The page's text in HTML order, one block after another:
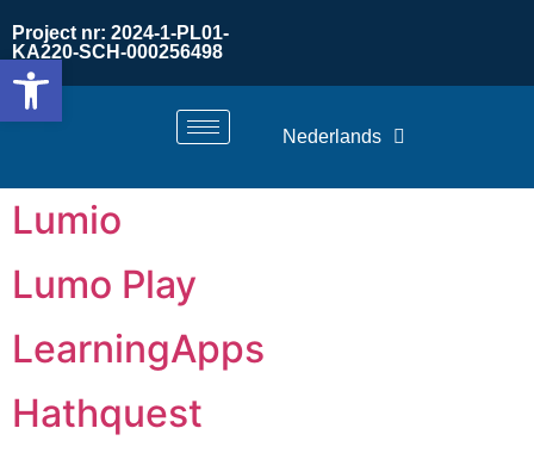
Project nr: 2024-1-PL01-
KA220-SCH-000256498
Nederlands
Lumio
Lumo Play
LearningApps
Hathquest
Toolbar openen